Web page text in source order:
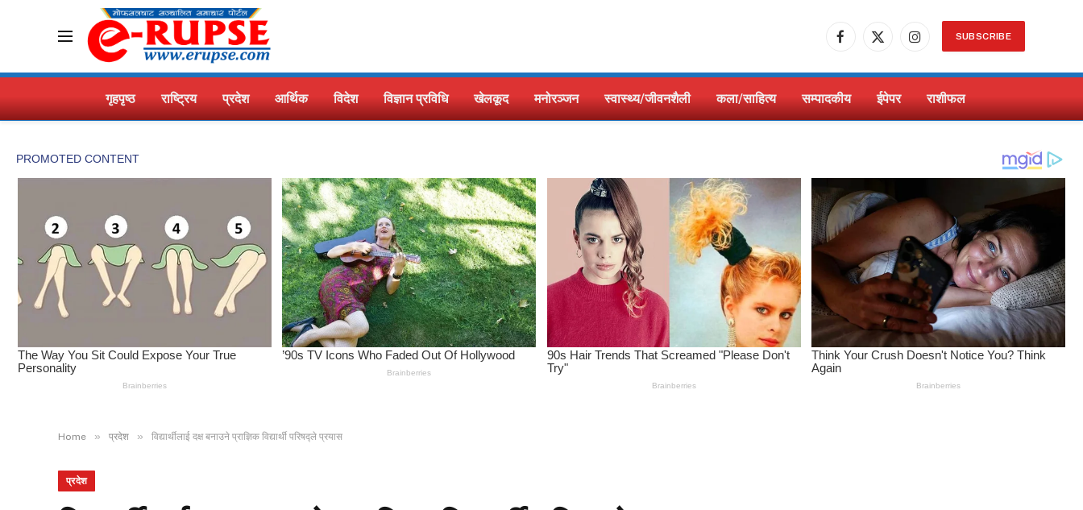
Facebook
X
Instagram
SUBSCRIBE
गृहपृष्ठ राष्ट्रिय प्रदेश आर्थिक विदेश विज्ञान प्रविधि खेलकूद मनोरञ्जन स्वास्थ्य/जीवनशैली कला/साहित्य सम्पादकीय ईपेपर राशीफल
Home » प्रदेश » विद्यार्थीलाई दक्ष बनाउने प्राज्ञिक विद्यार्थी परिषद्ले प्रयास
प्रदेश